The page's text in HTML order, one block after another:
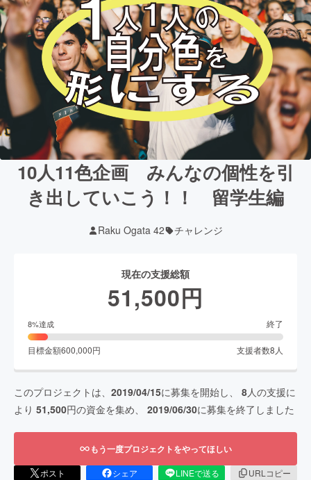
10人11色企画 みんなの個性を引
き出していこう！！ 留学生編
Raku Ogata 42 チャレンジ
現在の支援総額
51,500円
8%達成 終了
目標金額600,000円 支援者数8人
このプロジェクトは、 2019/04/15に募集を開始し、 8人の支援に
より 51,500円の資金を集め、 2019/06/30に募集を終了しました
もう一度プロジェクトをやってほしい
ポスト シェア LINEで送る
URLコピー